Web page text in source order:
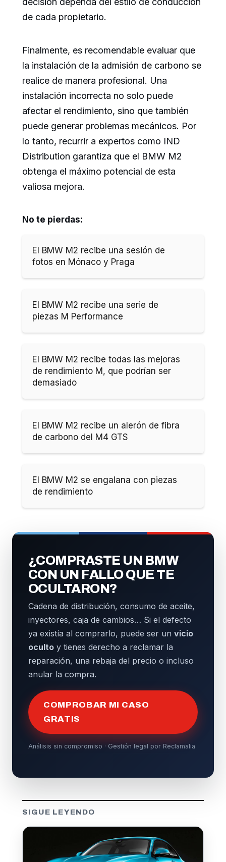
de cada propietario.
Finalmente, es recomendable evaluar que
la instalación de la admisión de carbono se
realice de manera profesional. Una
instalación incorrecta no solo puede
afectar el rendimiento, sino que también
puede generar problemas mecánicos. Por
lo tanto, recurrir a expertos como IND
Distribution garantiza que el BMW M2
obtenga el máximo potencial de esta
valiosa mejora.
No te pierdas:
El BMW M2 recibe una sesión de
fotos en Mónaco y Praga
El BMW M2 recibe una serie de
piezas M Performance
El BMW M2 recibe todas las mejoras
de rendimiento M, que podrían ser
demasiado
El BMW M2 recibe un alerón de fibra
de carbono del M4 GTS
El BMW M2 se engalana con piezas
de rendimiento
¿COMPRASTE UN BMW
CON UN FALLO QUE TE
OCULTARON?
Cadena de distribución, consumo de aceite,
inyectores, caja de cambios… Si el defecto
ya existía al comprarlo, puede ser un vicio
oculto y tienes derecho a reclamar la
reparación, una rebaja del precio o incluso
anular la compra.
COMPROBAR MI CASO
GRATIS
Análisis sin compromiso · Gestión legal por Reclamalia
SIGUE LEYENDO